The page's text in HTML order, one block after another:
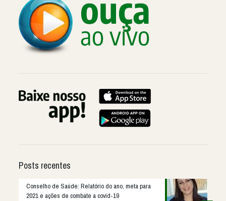
Posts recentes
Conselho de Saúde: Relatório do ano, meta para
2021 e ações de combate a covid-19